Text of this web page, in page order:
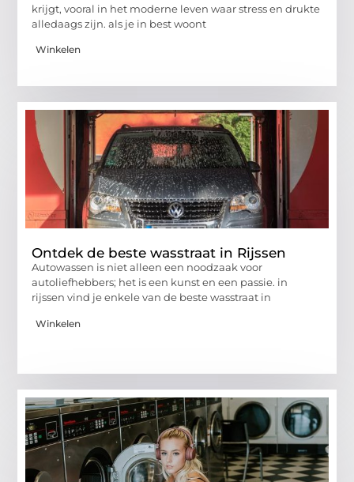
krijgt, vooral in het moderne leven waar stress en drukte
alledaags zijn. als je in best woont
Winkelen
Ontdek de beste wasstraat in Rijssen
Autowassen is niet alleen een noodzaak voor
autoliefhebbers; het is een kunst en een passie. in
rijssen vind je enkele van de beste wasstraat in
Winkelen